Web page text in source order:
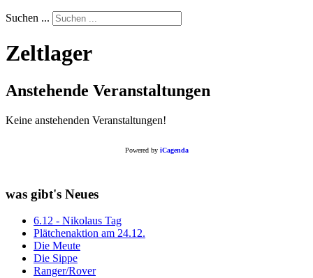
Suchen ...
Zeltlager
Anstehende Veranstaltungen
Keine anstehenden Veranstaltungen!
Powered by iCagenda
was gibt's Neues
6.12 - Nikolaus Tag
Plätchenaktion am 24.12.
Die Meute
Die Sippe
Ranger/Rover